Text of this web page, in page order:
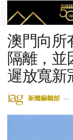
澳門向所
隔離，並
遲放寬新
新聞編輯部